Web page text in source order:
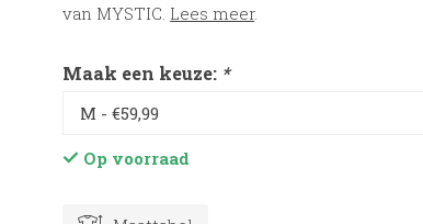
van MYSTIC. Lees meer.
Maak een keuze: *
Op voorraad